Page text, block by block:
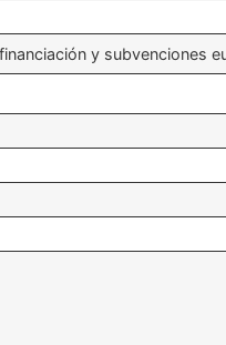
y subvenciones